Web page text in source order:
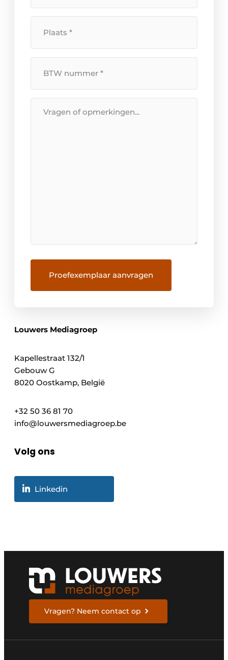
Nummer
*
Louwers Mediagroep
Kapellestraat 132/1
Gebouw G
8020 Oostkamp, België
+32 50 36 81 70
info@louwersmediagroep.be
Volg ons
Linkedin
Vragen? Neem contact op